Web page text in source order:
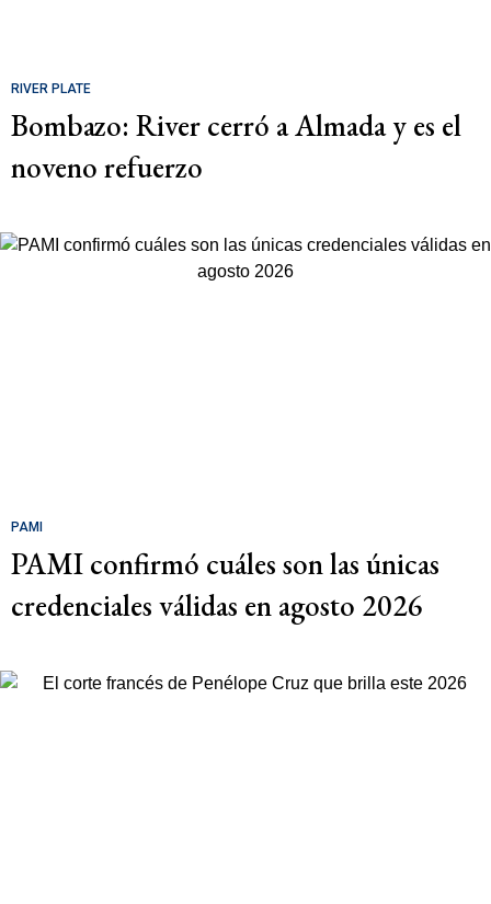
RIVER PLATE
Bombazo: River cerró a Almada y es el
noveno refuerzo
PAMI
PAMI confirmó cuáles son las únicas
credenciales válidas en agosto 2026